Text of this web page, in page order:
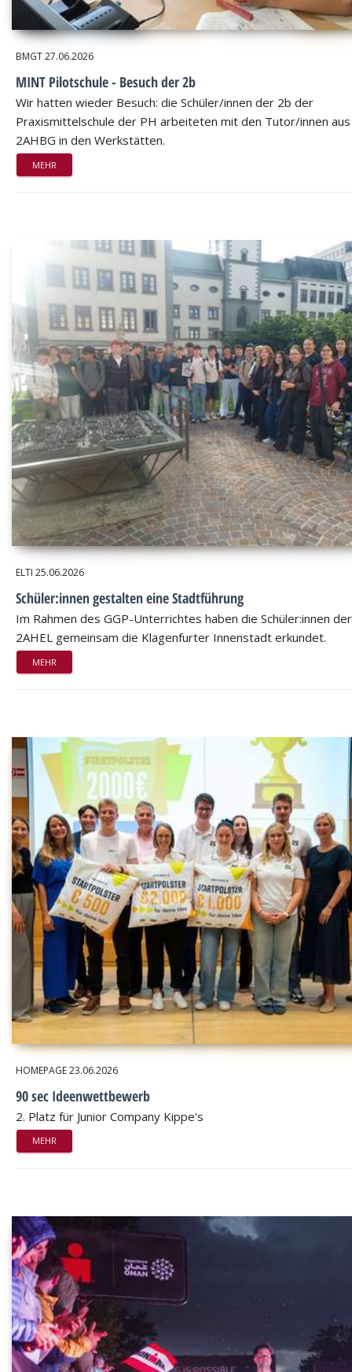
BMGT27.06.2026
MINT Pilotschule - Besuch der 2b
Wir hatten wieder Besuch: die Schüler/innen der 2b der
Praxismittelschule der PH arbeiteten mit den Tutor/innen
2AHBG in den Werkstätten.
MEHR
ELTI 25.06.2026
Schüler:innen gestalten eine Stadtführung
Im Rahmen des GGP-Unterrichtes haben die Schüler:innen der
2AHEL gemeinsam die Klagenfurter Innenstadt erkundet.
MEHR
HOMEPAGE23.06.2026
90 sec Ideenwettbewerb
2. Platz für Junior Company Kippe's
MEHR